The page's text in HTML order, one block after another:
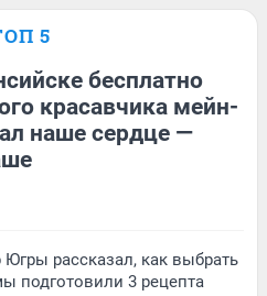
5
бесплатно
красавчика мейн-
наше сердце —
Югры рассказал, как выбрать
подготовили 3 рецепта